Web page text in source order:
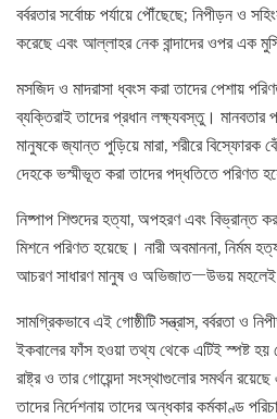
বর্বরতার সর্বোচ্চ পর্যায়ে পৌঁছেছে; নিপীড়ন ও
করেছে এবং আল্লাহর নেক বান্দাদের ওপর এক
মসজিদ ও মাদরাসা ধ্বংস করা তাদের পেশায়
ব্যক্তিরাই তাদের প্রধান লক্ষ্যবস্তু। মানবতার
মানুষকে জ্যান্ত পুড়িয়ে মারা, শরীরে বিস্ফোরক
দেহকে ভস্মীভূত করা তাদের পদ্ধতিতে পরিণত
নিষ্পাপ শিশুদের হত্যা, অপহরণ এবং বিভ্রান্ত
মিশনে পরিণত হয়েছে। নারী অবমাননা, নির্মম
আচরণ সাধারণ মানুষ ও অভিজাত—উভয় মহলেই
সামগ্রিকভাবে এই গোষ্ঠীটি সন্ত্রাস, বর্বরতা ও
ইকবালের ফাঁস হওয়া তথ্য থেকে এটিই স্পষ্ট হয়
রাষ্ট্র ও তার গোয়েন্দা সংস্থাগুলোর সমর্থন
তাদের নির্দেশনায় তাদের অন্ধকার কর্মকাণ্ড